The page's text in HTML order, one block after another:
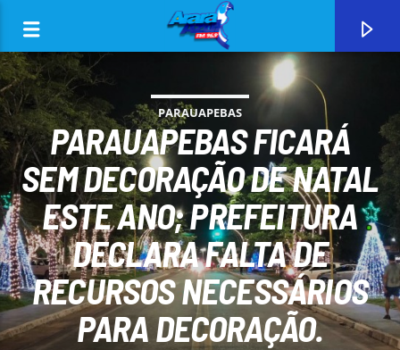
0:00
CURRENT TRACK
PARAUAPEBAS
PARAUAPEBAS FICARÁ
SEM DECORAÇÃO DE NATAL
ESTE ANO; PREFEITURA
DECLARA FALTA DE
RECURSOS NECESSÁRIOS
PARA DECORAÇÃO.